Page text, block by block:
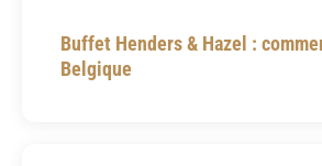
Buffet Henders & Hazel :
Belgique